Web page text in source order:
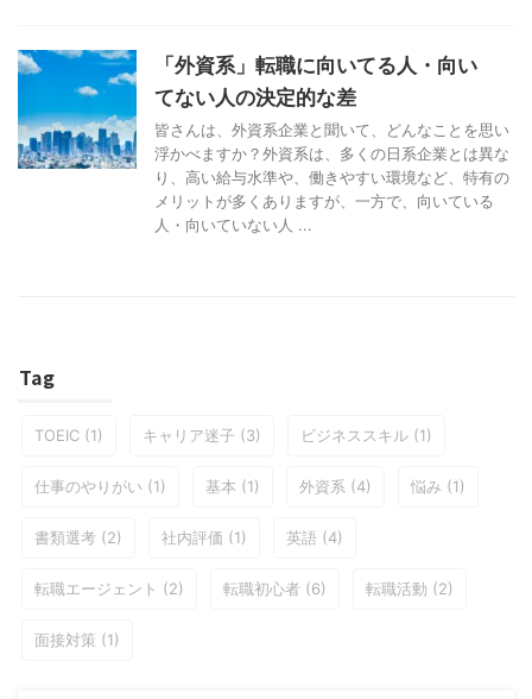
「外資系」転職に向いてる人・向い
てない人の決定的な差
皆さんは、外資系企業と聞いて、どんなことを思い
浮かべますか？外資系は、多くの日系企業とは異な
り、高い給与水準や、働きやすい環境など、特有の
メリットが多くありますが、一方で、向いている
人・向いていない人 ...
Tag
TOEIC (1) キャリア迷子 (3) ビジネススキル (1)
仕事のやりがい (1) 基本 (1) 外資系 (4) 悩み (1)
書類選考 (2) 社内評価 (1) 英語 (4)
転職エージェント (2) 転職初心者 (6) 転職活動 (2)
面接対策 (1)